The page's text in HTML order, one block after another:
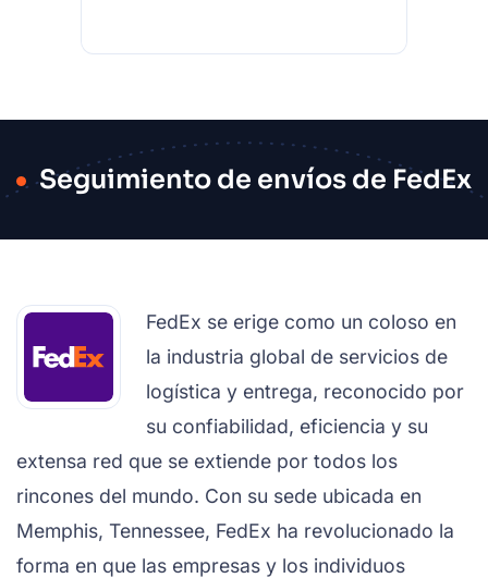
Seguimiento de envíos de FedEx
FedEx se erige como un coloso en
la industria global de servicios de
logística y entrega, reconocido por
su confiabilidad, eficiencia y su
extensa red que se extiende por todos los
rincones del mundo. Con su sede ubicada en
Memphis, Tennessee, FedEx ha revolucionado la
forma en que las empresas y los individuos